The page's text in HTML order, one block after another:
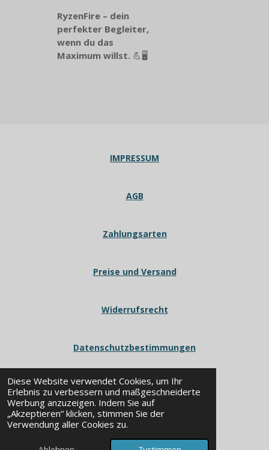
Diese Website verwendet Cookies, um Ihr
Erlebnis zu verbessern und maßgeschneiderte
Werbung anzuzeigen. Indem Sie auf
„Akzeptieren“ klicken, stimmen Sie der
Verwendung aller Cookies zu.
RyzenFire – dein
perfekter Begleiter,
wenn du das
Maximum willst. 💪🖥️
IMPRESSUM
AGB
Zahlungsarten
Preise und Versand
Widerrufsrecht
Datenschutzbestimmungen
© 2024 - 2026 POWERWORX